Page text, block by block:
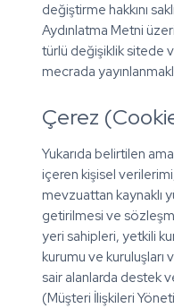
değiştirme hakkını
Aydınlatma Metni
türlü değişiklik sitede
mecrada
Çerez
Yukarıda belirtilen
içeren kişisel
mevzuattan kaynaklı
getirilmesi ve
yeri sahipleri, yetkili
kurumu ve kuruluşları
sair alanlarda destek
(Müşteri İlişkileri